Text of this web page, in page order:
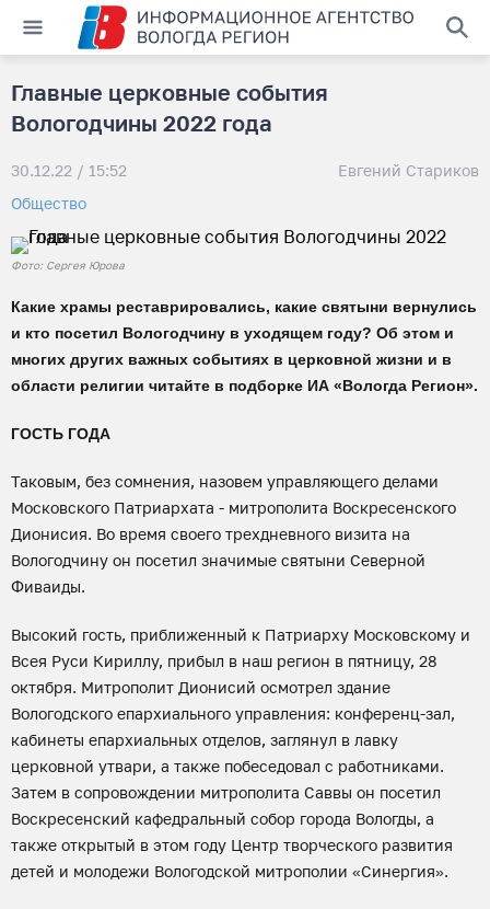
Главные церковные события
Вологодчины 2022 года
30.12.22 / 15:52
Евгений Стариков
Общество
Фото: Сергея Юрова
Какие храмы реставрировались, какие святыни вернулись
и кто посетил Вологодчину в уходящем году? Об этом и
многих других важных событиях в церковной жизни и в
области религии читайте в подборке ИА «Вологда Регион».
ГОСТЬ ГОДА
Таковым, без сомнения, назовем управляющего делами
Московского Патриархата - митрополита Воскресенского
Дионисия. Во время своего трехдневного визита на
Вологодчину он посетил значимые святыни Северной
Фиваиды.
Высокий гость, приближенный к Патриарху Московскому и
Всея Руси Кириллу, прибыл в наш регион в пятницу, 28
октября. Митрополит Дионисий осмотрел здание
Вологодского епархиального управления: конференц-зал,
кабинеты епархиальных отделов, заглянул в лавку
церковной утвари, а также побеседовал с работниками.
Затем в сопровождении митрополита Саввы он посетил
Воскресенский кафедральный собор города Вологды, а
также открытый в этом году Центр творческого развития
детей и молодежи Вологодской митрополии «Синергия».